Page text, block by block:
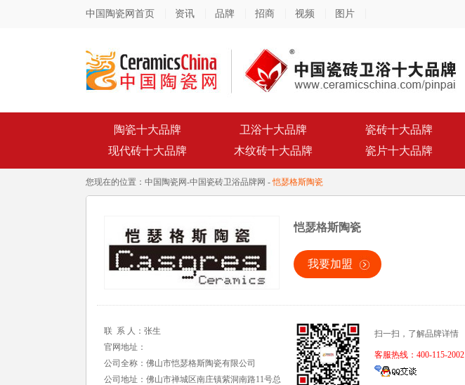
中国陶瓷网首页 资讯 品牌 招商 视频 图片
陶瓷十大品牌 卫浴十大品牌 瓷砖十大品牌
现代砖十大品牌
木纹砖十大品牌 瓷片十大品牌
您现在的位置： 中国陶瓷网-中国瓷砖卫浴品牌网 -恺瑟格斯陶瓷
恺瑟格斯陶瓷
我要加盟
联 系 人：张生
官网地址：
公司全称：佛山市恺瑟格斯陶瓷有限公司
公司地址：佛山市禅城区南庄镇紫洞南路11号总
扫一扫，了解品牌详情
客服热线：400-115-2002